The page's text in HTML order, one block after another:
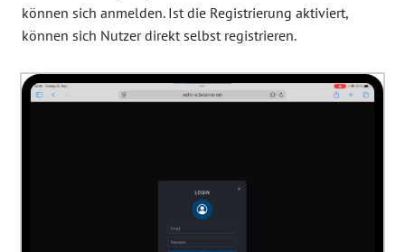
können sich anmelden. Ist die Registrierung aktiviert,
können sich Nutzer direkt selbst registrieren.